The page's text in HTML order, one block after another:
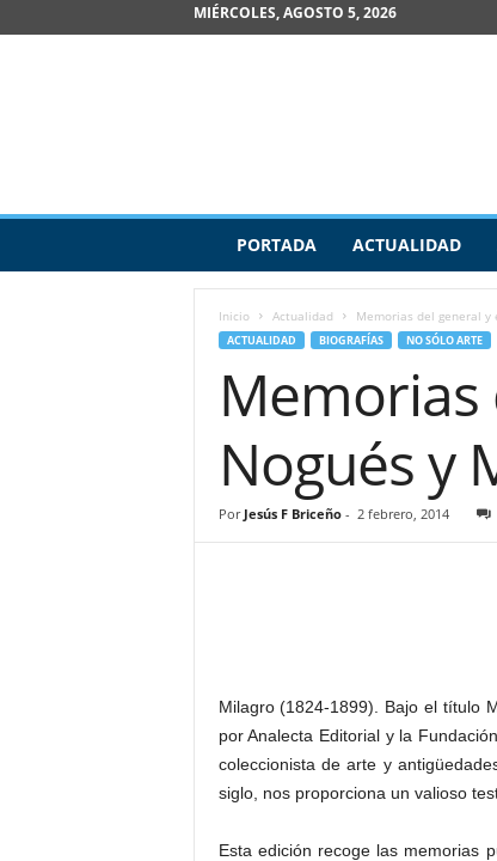
MIÉRCOLES, AGOSTO 5, 2026
v
PORTADA ACTUALIDAD
Inicio Actualidad Memorias del general y
ACTUALIDAD BIOGRAFÍAS NO SÓLO ARTE
Nogués y
Por Jesús F Briceño- 2 febrero, 2014
Milagro (1824-1899). Bajo el título
por Analecta Editorial y la
coleccionista de arte y
siglo, nos proporciona un valioso
Esta edición recoge las memorias